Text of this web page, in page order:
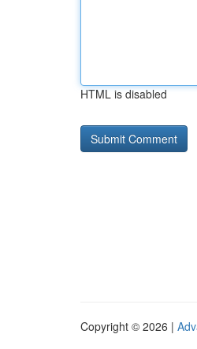
HTML is disabled
Copyright © 2026 |